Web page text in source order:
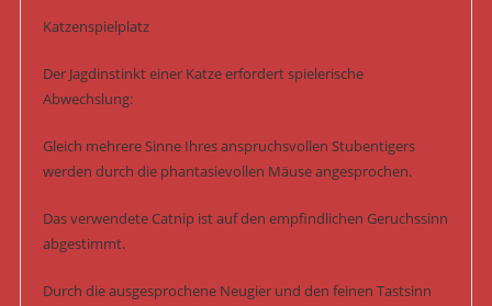
Katzenspielplatz
Der Jagdinstinkt einer Katze erfordert spielerische
Abwechslung:
Gleich mehrere Sinne Ihres anspruchsvollen Stubentigers
werden durch die phantasievollen Mäuse angesprochen.
Das verwendete Catnip ist auf den empfindlichen Geruchssinn
abgestimmt.
Durch die ausgesprochene Neugier und den feinen Tastsinn